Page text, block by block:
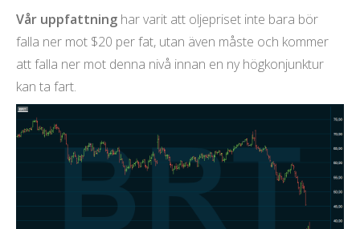
Vår uppfattning har varit att oljepriset inte bara bör
falla ner mot $20 per fat, utan även måste och kommer
att falla ner mot denna nivå innan en ny högkonjunktur
kan ta fart.